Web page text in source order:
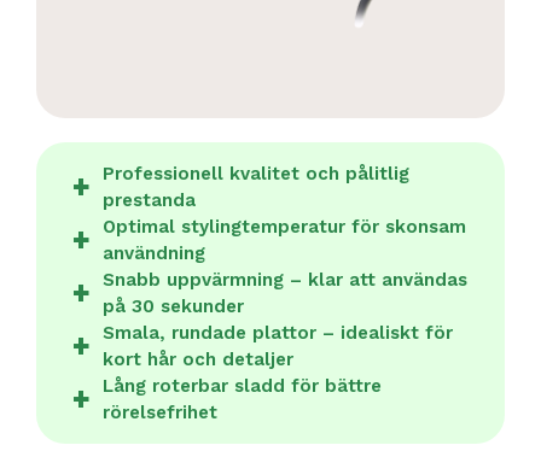
Professionell kvalitet och pålitlig
prestanda
Optimal stylingtemperatur för skonsam
användning
Snabb uppvärmning – klar att användas
på 30 sekunder
Smala, rundade plattor – idealiskt för
kort hår och detaljer
Lång roterbar sladd för bättre
rörelsefrihet